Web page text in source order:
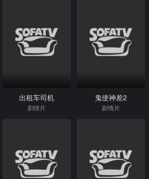
出租车司机
剧情片
鬼使神差2
剧情片